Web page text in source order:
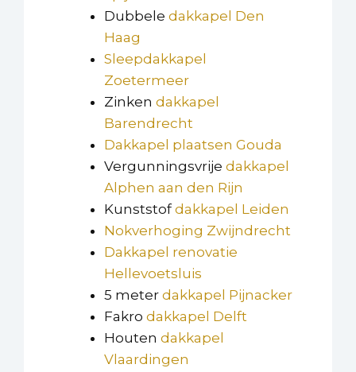
Dubbele dakkapel Den
Haag
Sleepdakkapel
Zoetermeer
Zinken dakkapel
Barendrecht
Dakkapel plaatsen Gouda
Vergunningsvrije dakkapel
Alphen aan den Rijn
Kunststofdakkapel Leiden
Nokverhoging Zwijndrecht
Dakkapel renovatie
Hellevoetsluis
5 meter dakkapel Pijnacker
Fakro dakkapel Delft
Houten dakkapel
Vlaardingen